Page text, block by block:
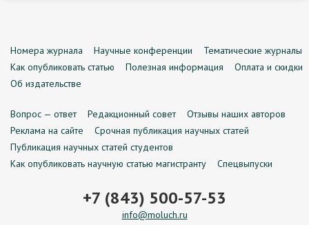
Номера журнала Научные конференции
Тематические журналы
Как опубликовать статью
Полезная информация
Оплата и скидки
Об издательстве
Вопрос — ответ Редакционный совет
Отзывы наших авторов
Реклама на сайте
Срочная публикация научных статей
Публикация научных статей студентов
Как опубликовать научную статью магистранту
Спецвыпуски
+7 (843) 500-57-53
info@moluch.ru